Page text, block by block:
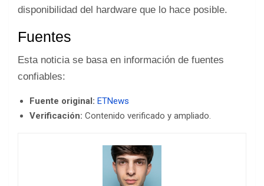
disponibilidad del hardware que lo hace posible.
Fuentes
Esta noticia se basa en información de fuentes
confiables:
Fuente original: ETNews
Verificación: Contenido verificado y ampliado.